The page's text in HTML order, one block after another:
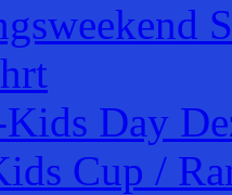
Day
Cup /